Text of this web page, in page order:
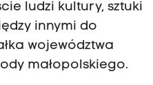
ludzi kultury, sztuki
innymi do
województwa
małopolskiego.